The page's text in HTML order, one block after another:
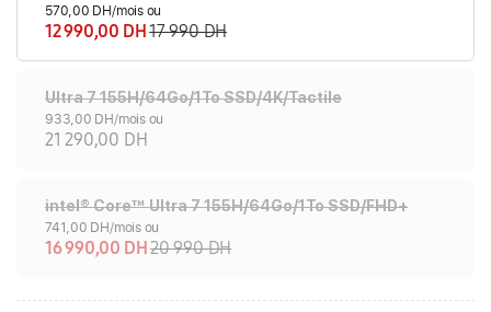
570,00 DH/mois ou
12 990,00 DH17 990 DH
Ultra 7 155H/64Go/1To SSD/4K/Tactile
933,00 DH/mois ou
21 290,00 DH
intel® Core™ Ultra 7 155H/64Go/1To SSD/FHD+
741,00 DH/mois ou
16 990,00 DH20 990 DH